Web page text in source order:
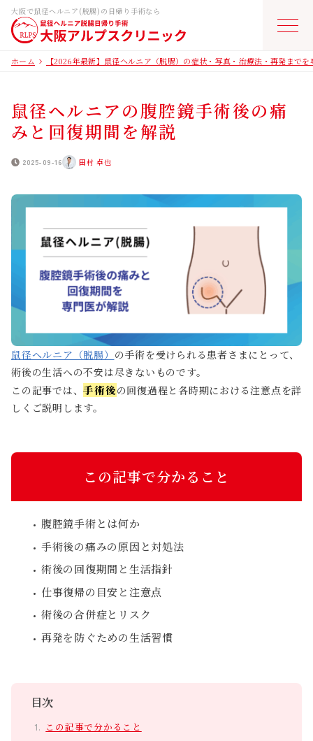
大阪で鼠径ヘルニア(脱腸)の日帰り手術なら
ホーム
鼠径ヘルニアとは
日帰り手術・費用
医師紹介
当院について
よくあるご質問
初めての方へ
医療機関の皆様へ 胆石症 虫垂炎(盲腸)
Webで初診予約 LINEで相談
交通アクセス
ホーム 【2026年最新】鼠径ヘルニア（脱腸）の症状・写真・治療法・再発まで
鼠径ヘルニアの腹腔鏡手術後の痛
みと回復期間を解説
2025-09-16 田村 卓也
鼠径ヘルニア（脱腸） の手術を受けられる患者さまにとって、
術後の生活への不安は尽きないものです。
この記事では、手術後の回復過程と各時期における注意点を詳
しくご説明します。
この記事で分かること
腹腔鏡手術とは何か
手術後の痛みの原因と対処法
術後の回復期間と生活指針
仕事復帰の目安と注意点
術後の合併症とリスク
再発を防ぐための生活習慣
目次
この記事で分かること